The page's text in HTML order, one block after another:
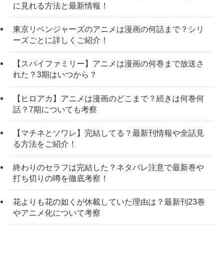
に見れる方法と最新情報！
東京リベンジャーズのアニメは漫画の何話まで？シリ
ーズごとに詳しくご紹介！
【スパイファミリー】アニメは漫画の何巻まで放送さ
れた？3期はいつから？
【ヒロアカ】アニメは漫画のどこまで？続きは何巻何
話？7期についても考察
【マチネとソワレ】完結してる？最新刊情報や全話見
る方法をご紹介！
終わりのセラフは完結した？ネタバレ注意で最新巻や
打ち切りの噂を徹底考察！
花よりも花の如くが休載していた理由は？最新刊23巻
やアニメ化について考察